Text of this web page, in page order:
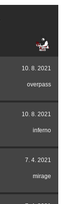
10. 8. 2021
overpass
10. 8. 2021
inferno
7. 4. 2021
mirage